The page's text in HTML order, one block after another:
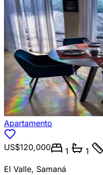
Apartamento
US$120,000 1 1
El Valle, Samaná